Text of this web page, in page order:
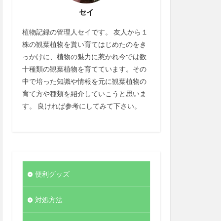
セイ
植物記録の管理人セイです。 友人から１
株の観葉植物を貰い育てはじめたのをき
っかけに、植物の魅力に惹かれ今では数
十種類の観葉植物を育てています。その
中で培った知識や情報を元に観葉植物の
育て方や種類を紹介していこうと思いま
す。 良ければ参考にしてみて下さい。
便利グッズ
対処方法